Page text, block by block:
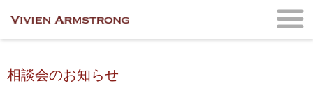
相談会のお知らせ